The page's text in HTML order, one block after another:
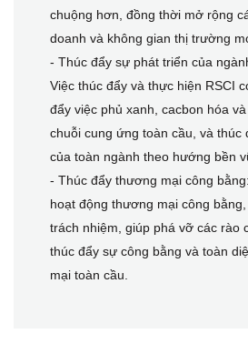
chuộng hơn, đồng thời mở rộng
doanh và không gian thị trường
- Thúc đẩy sự phát triển của
Việc thúc đẩy và thực hiện RSCI
đẩy việc phủ xanh, cacbon hóa
chuỗi cung ứng toàn cầu, và thúc
của toàn ngành theo hướng bền
- Thúc đẩy thương mại công
hoạt động thương mại công
trách nhiệm, giúp phá vỡ các rào
thúc đẩy sự công bằng và toàn
mại toàn cầu.